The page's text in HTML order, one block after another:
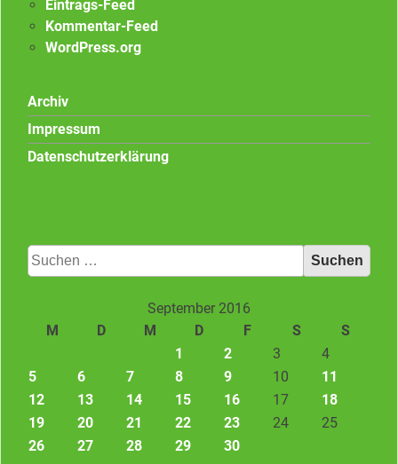
Eintrags-Feed
Kommentar-Feed
WordPress.org
Archiv
Impressum
Datenschutzerklärung
Suchen
nach:
September 2016
M
D M D F S
S
1
2 3
4
5
6 7 8 9 10
11
12
13 14 15 16 17
18
19
20 21 22 23 24
25
26
27 28 29 30